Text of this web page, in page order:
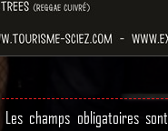
Les champs obligatoires sont